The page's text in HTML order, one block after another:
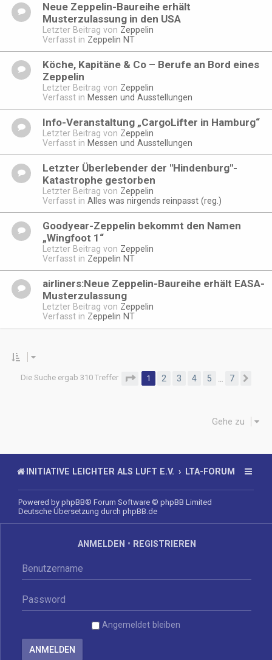
Neue Zeppelin-Baureihe erhält
Musterzulassung in den USA
Letzter Beitrag von Zeppelin
Verfasst in Zeppelin NT
Köche, Kapitäne & Co – Berufe an Bord eines
Zeppelin
Letzter Beitrag von Zeppelin
Verfasst in Messen und Ausstellungen
Info-Veranstaltung „CargoLifter in Hamburg“
Letzter Beitrag von Zeppelin
Verfasst in Messen und Ausstellungen
Letzter Überlebender der "Hindenburg"-
Katastrophe gestorben
Letzter Beitrag von Zeppelin
Verfasst in Alles was nirgends reinpasst (reg.)
Goodyear-Zeppelin bekommt den Namen
„Wingfoot 1“
Letzter Beitrag von Zeppelin
Verfasst in Zeppelin NT
airliners:Neue Zeppelin-Baureihe erhält EASA-
Musterzulassung
Letzter Beitrag von Zeppelin
Verfasst in Zeppelin NT
Die Suche ergab 310 Treffer Seite 1von
1 2 3 4 5 7
Gehe zu
INITIATIVE LEICHTER ALS LUFT E.V. LTA-FORUM
Powered by phpBB® Forum Software © phpBB Limited
Deutsche Übersetzung durch phpBB.de
ANMELDEN • REGISTRIEREN
Angemeldet bleiben